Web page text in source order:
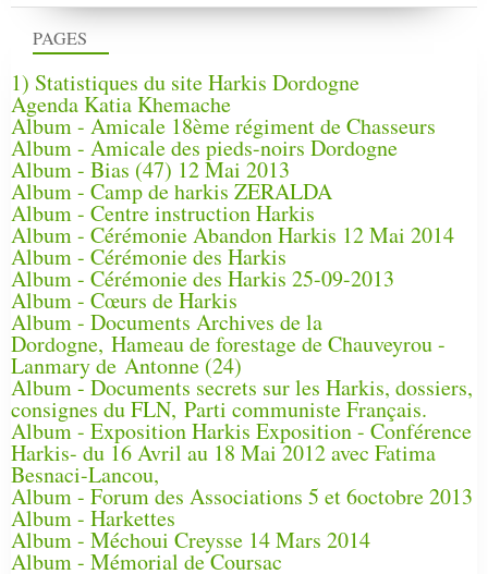
PAGES
1) Statistiques du site Harkis Dordogne
Agenda Katia Khemache
Album - Amicale 18ème régiment de Chasseurs
Album - Amicale des pieds-noirs Dordogne
Album - Bias (47) 12 Mai 2013
Album - Camp de harkis ZERALDA
Album - Centre instruction Harkis
Album - Cérémonie Abandon Harkis 12 Mai 2014
Album - Cérémonie des Harkis
Album - Cérémonie des Harkis 25-09-2013
Album - Cœurs de Harkis
Album - Documents Archives de la
Dordogne, Hameau de forestage de Chauveyrou -
Lanmary de Antonne (24)
Album - Documents secrets sur les Harkis, dossiers,
consignes du FLN, Parti communiste Français.
Album - Exposition Harkis Exposition - Conférence
Harkis- du 16 Avril au 18 Mai 2012 avec Fatima
Besnaci-Lancou,
Album - Forum des Associations 5 et 6octobre 2013
Album - Harkettes
Album - Méchoui Creysse 14 Mars 2014
Album - Mémorial de Coursac